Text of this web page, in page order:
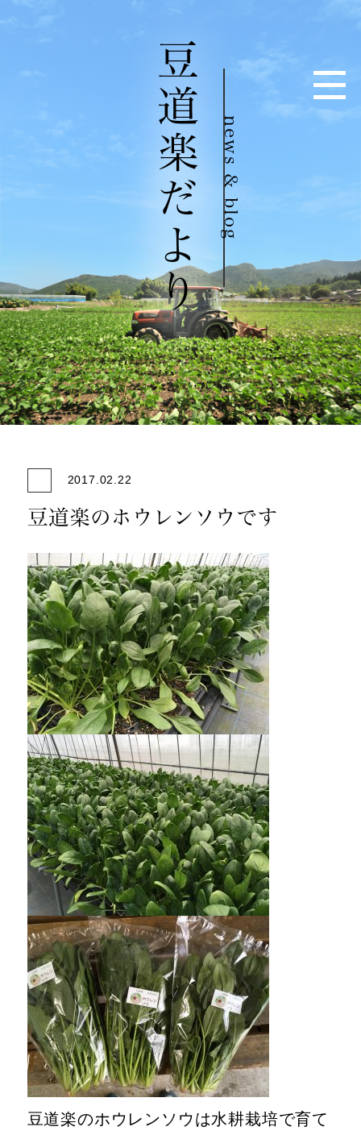
豆道楽だよりnews & blog
2017.02.22
豆道楽のホウレンソウです
豆道楽のホウレンソウは水耕栽培で育て